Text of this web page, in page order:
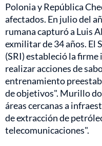
Polonia y República
afectados. En julio del
rumana capturó a Luis
exmilitar de 34 años. El
(SRI) estableció la
realizar acciones de
entrenamiento
de objetivos". Murillo
áreas cercanas a
de extracción de
telecomunicaciones".